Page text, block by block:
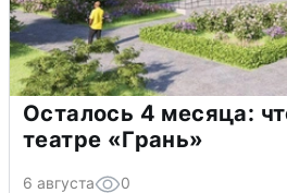
Осталось 4 месяца:
театре «Грань»
6 августа 0